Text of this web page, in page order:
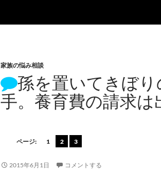
家族の悩み相談
孫を置いてきぼ
手。養育費の請求は
ページ: 1 2 3
2015年6月1日 コメントする